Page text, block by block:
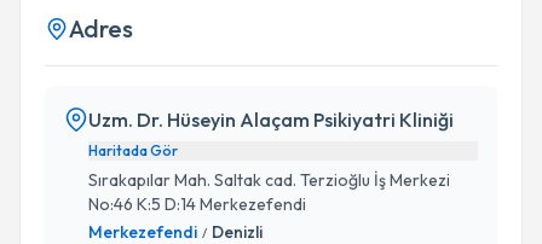
Adres
Uzm. Dr. Hüseyin Alaçam Psikiyatri Kliniği
Haritada Gör
Sırakapılar Mah. Saltak cad. Terzioğlu İş Merkezi
No:46 K:5 D:14 Merkezefendi
Merkezefendi / Denizli